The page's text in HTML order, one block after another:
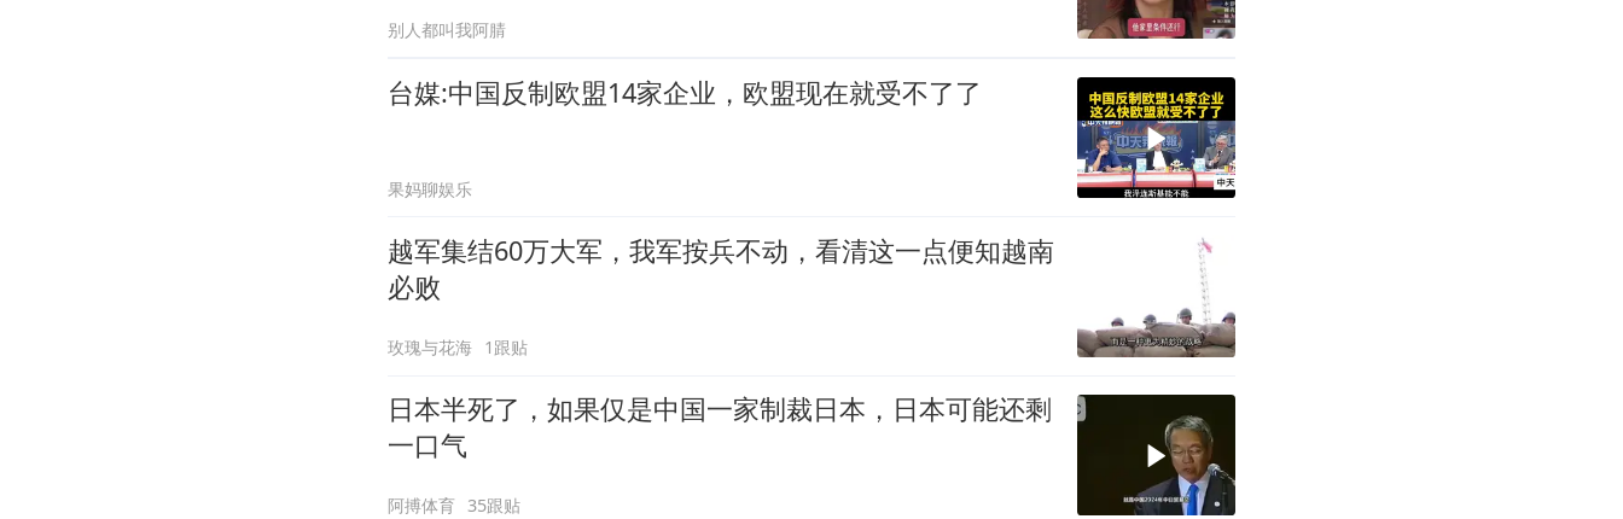
别人都叫我阿腈
台媒:中国反制欧盟14家企业，欧盟现在就受不了了
果妈聊娱乐
越军集结60万大军，我军按兵不动，看清这一点便知越南
必败
玫瑰与花海 1跟贴
日本半死了，如果仅是中国一家制裁日本，日本可能还剩
一口气
阿搏体育 35跟贴